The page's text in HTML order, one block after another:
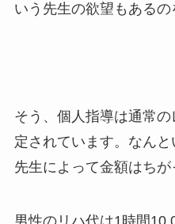
いう先生の欲望もあるの
そう、個人指導は通常
定されています。なんと
先生によって金額はちが
男性のリハ代は1時間